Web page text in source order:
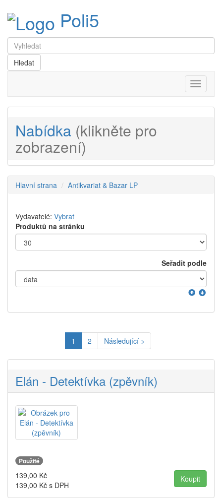
Poli5
Menu
Nabídka (klikněte pro
zobrazení)
Hlavní strana Antikvariat & Bazar LP
Vydavatelé: Vybrat
Produktů na stránku
Seřadit podle
1 2 Následující >
Elán - Detektívka (zpěvník)
Použité
139,00 Kč
139,00 Kč s DPH